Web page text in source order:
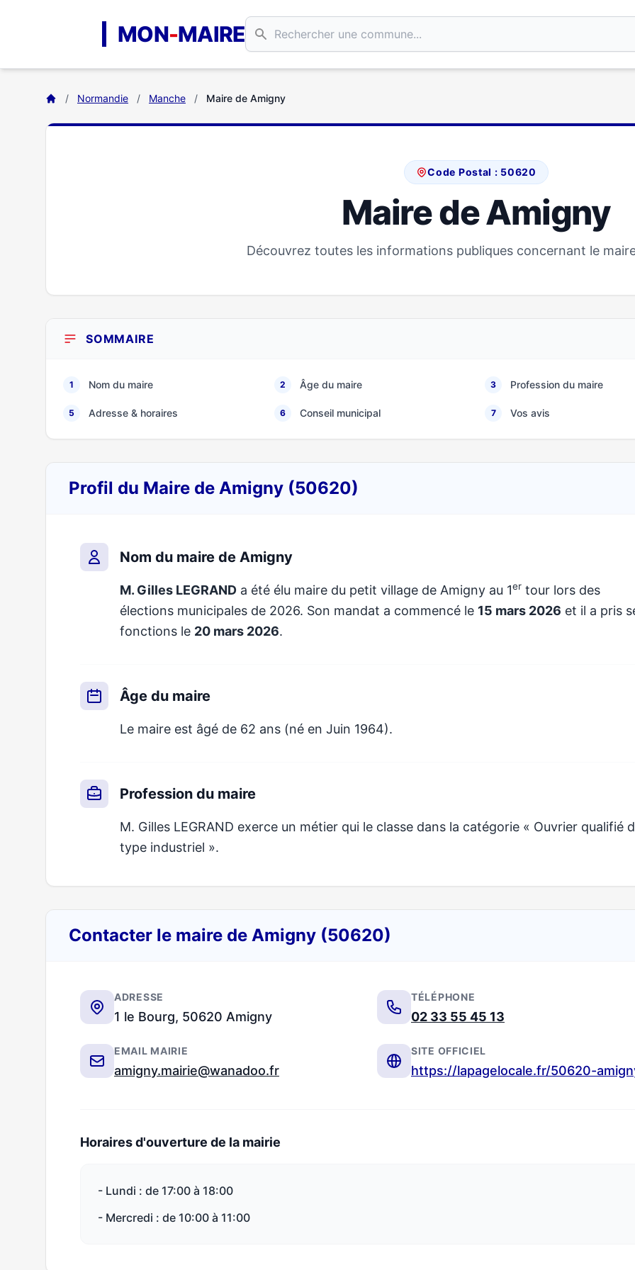
MON-MAIRE
/ Normandie / Manche / Maire de Amigny
Code Postal : 50620
Maire de Amigny
Découvrez toutes les informations publiques concernant le
SOMMAIRE
1 Nom du maire 2 Âge du maire 3 Profession du maire
5 Adresse & horaires 6 Conseil municipal 7 Vos avis
Profil du Maire de Amigny (50620)
Nom du maire de Amigny
M. Gilles LEGRAND a été élu maire du petit village de Amigny au 1er tour lors des
élections municipales de 2026. Son mandat a commencé le 15 mars 2026 et il a pris
fonctions le 20 mars 2026.
Âge du maire
Le maire est âgé de 62 ans (né en Juin 1964).
Profession du maire
M. Gilles LEGRAND exerce un métier qui le classe dans la catégorie « Ouvrier qualifié
type industriel ».
Contacter le maire de Amigny (50620)
ADRESSE
1 le Bourg, 50620 Amigny
TÉLÉPHONE
02 33 55 45 13
EMAIL MAIRIE
amigny.mairie@wanadoo.fr
SITE OFFICIEL
https://lapagelocale.fr/50620-
Horaires d'ouverture de la mairie
- Lundi : de 17:00 à 18:00
- Mercredi : de 10:00 à 11:00